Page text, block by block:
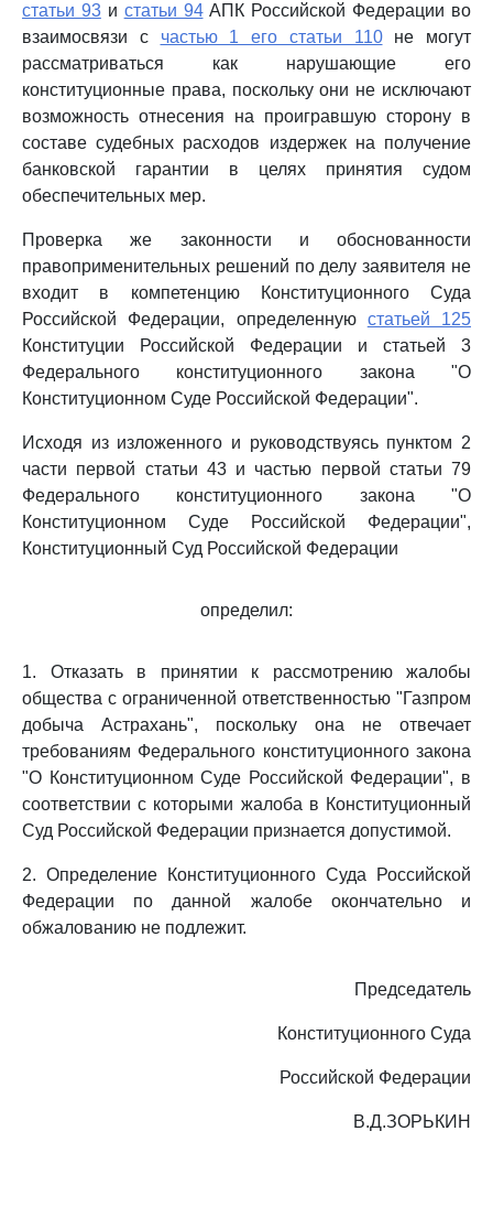
статьи 93и статьи 94АПК Российской Федерации во
взаимосвязи с частью 1 его статьи 110не могут
рассматриваться как нарушающие его
конституционные права, поскольку они не исключают
возможность отнесения на проигравшую сторону в
составе судебных расходов издержек на получение
банковской гарантии в целях принятия судом
обеспечительных мер.
Проверка же законности и обоснованности
правоприменительных решений по делу заявителя не
входит в компетенцию Конституционного Суда
Российской Федерации, определенную статьей 125
Конституции Российской Федерации и статьей 3
Федерального конституционного закона "О
Конституционном Суде Российской Федерации".
Исходя из изложенного и руководствуясь пунктом 2
части первой статьи 43 и частью первой статьи 79
Федерального конституционного закона "О
Конституционном Суде Российской Федерации",
Конституционный Суд Российской Федерации
определил:
1. Отказать в принятии к рассмотрению жалобы
общества с ограниченной ответственностью "Газпром
добыча Астрахань", поскольку она не отвечает
требованиям Федерального конституционного закона
"О Конституционном Суде Российской Федерации", в
соответствии с которыми жалоба в Конституционный
Суд Российской Федерации признается допустимой.
2. Определение Конституционного Суда Российской
Федерации по данной жалобе окончательно и
обжалованию не подлежит.
Председатель
Конституционного Суда
Российской Федерации
В.Д.ЗОРЬКИН